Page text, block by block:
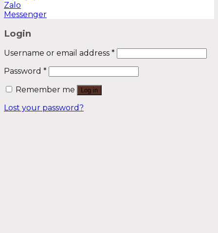
Zalo
Messenger
Login
Username or email address *
Password *
Remember me
Log in
Lost your password?